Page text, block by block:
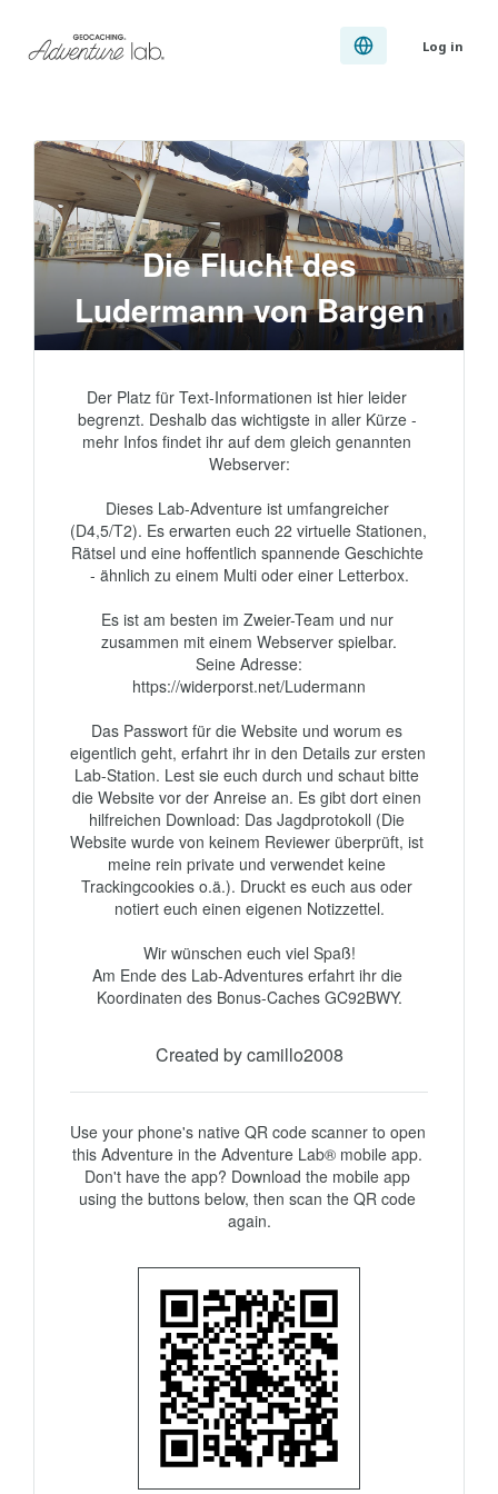
Log in
Die Flucht des
Ludermann von Bargen
Der Platz für Text-Informationen ist hier leider
begrenzt. Deshalb das wichtigste in aller Kürze -
mehr Infos findet ihr auf dem gleich genannten
Webserver:
Dieses Lab-Adventure ist umfangreicher
(D4,5/T2). Es erwarten euch 22 virtuelle Stationen,
Rätsel und eine hoffentlich spannende Geschichte
- ähnlich zu einem Multi oder einer Letterbox.
Es ist am besten im Zweier-Team und nur
zusammen mit einem Webserver spielbar.
Seine Adresse:
https://widerporst.net/Ludermann
Das Passwort für die Website und worum es
eigentlich geht, erfahrt ihr in den Details zur ersten
Lab-Station. Lest sie euch durch und schaut bitte
die Website vor der Anreise an. Es gibt dort einen
hilfreichen Download: Das Jagdprotokoll (Die
Website wurde von keinem Reviewer überprüft, ist
meine rein private und verwendet keine
Trackingcookies o.ä.). Druckt es euch aus oder
notiert euch einen eigenen Notizzettel.
Wir wünschen euch viel Spaß!
Am Ende des Lab-Adventures erfahrt ihr die
Koordinaten des Bonus-Caches GC92BWY.
Created by camillo2008
Use your phone's native QR code scanner to open
this Adventure in the Adventure Lab® mobile app.
Don't have the app? Download the mobile app
using the buttons below, then scan the QR code
again.